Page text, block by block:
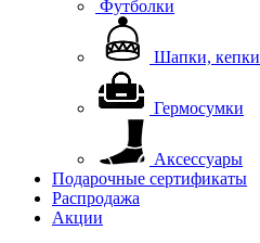
Футболки
Шапки, кепки
Гермосумки
Аксессуары
Подарочные сертификаты
Распродажа
Акции